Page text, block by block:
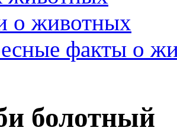
о животных
факты о
болотный